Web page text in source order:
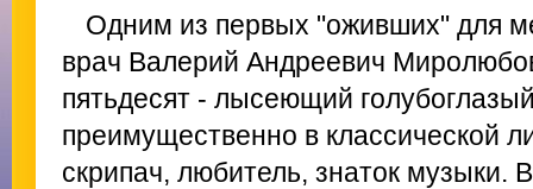
Одним из первых "оживших" для
врач Валерий Андреевич
пятьдесят - лысеющий
преимущественно в классической
скрипач, любитель, знаток музыки.